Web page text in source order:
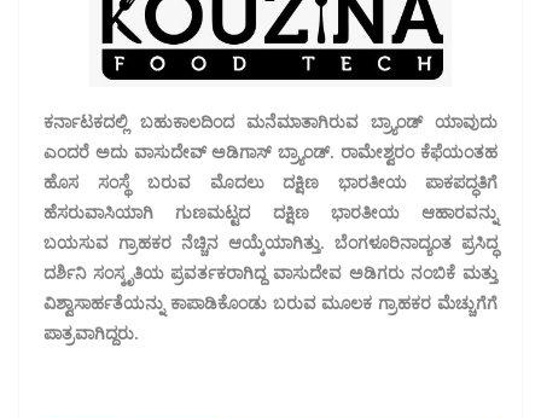
ಕರ್ನಾಟಕದಲ್ಲಿ ಬಹುಕಾಲದಿಂದ ಮನೆಮಾತಾಗಿರುವ ಬ್ರ್ಯಾಂಡ್ ಯಾವುದು
ಎಂದರೆ ಅದು ವಾಸುದೇವ್ ಅಡಿಗಾಸ್ ಬ್ರ್ಯಾಂಡ್. ರಾಮೇಶ್ವರಂ ಕೆಫೆಯಂತಹ
ಹೊಸ ಸಂಸ್ಥೆ ಬರುವ ಮೊದಲು ದಕ್ಷಿಣ ಭಾರತೀಯ ಪಾಕಪದ್ಧತಿಗೆ
ಹೆಸರುವಾಸಿಯಾಗಿ ಗುಣಮಟ್ಟದ ದಕ್ಷಿಣ ಭಾರತೀಯ ಆಹಾರವನ್ನು
ಬಯಸುವ ಗ್ರಾಹಕರ ನೆಚ್ಚಿನ ಆಯ್ಕೆಯಾಗಿತ್ತು. ಬೆಂಗಳೂರಿನಾದ್ಯಂತ ಪ್ರಸಿದ್ಧ
ದರ್ಶಿನಿ ಸಂಸ್ಕೃತಿಯ ಪ್ರವರ್ತಕರಾಗಿದ್ದ ವಾಸುದೇವ ಅಡಿಗರು ನಂಬಿಕೆ ಮತ್ತು
ವಿಶ್ವಾಸಾರ್ಹತೆಯನ್ನು ಕಾಪಾಡಿಕೊಂಡು ಬರುವ ಮೂಲಕ ಗ್ರಾಹಕರ ಮೆಚ್ಚುಗೆಗೆ
ಪಾತ್ರವಾಗಿದ್ದರು.